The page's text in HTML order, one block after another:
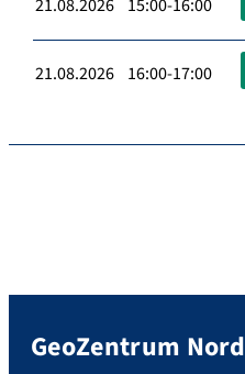
21.08.2026 15:00-16:00
21.08.2026 16:00-17:00
GeoZentrum